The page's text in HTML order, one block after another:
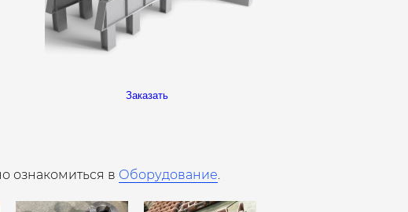
Заказать
ознакомиться в Оборудование.